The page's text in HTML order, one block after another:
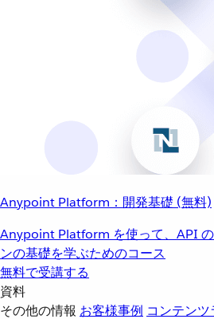
Anypoint Platform：開発基礎 (無料)
Anypoint Platform を使って、API
ンの基礎を学ぶためのコース
無料で受講する
資料
その他の情報 お客様事例 コンテンツ